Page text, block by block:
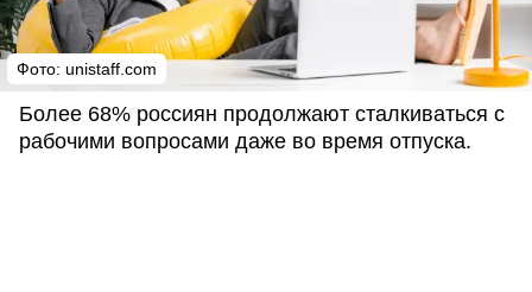
Фото: unistaff.com
Более 68% россиян продолжают сталкиваться с
рабочими вопросами даже во время отпуска.